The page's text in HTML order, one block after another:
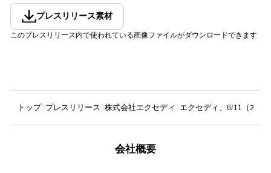
プレスリリース素材
このプレスリリース内で使われている画像ファイルがダウンロードできます
トップ プレスリリース 株式会社エクセディ エクセディ、6/11（木）
会社概要